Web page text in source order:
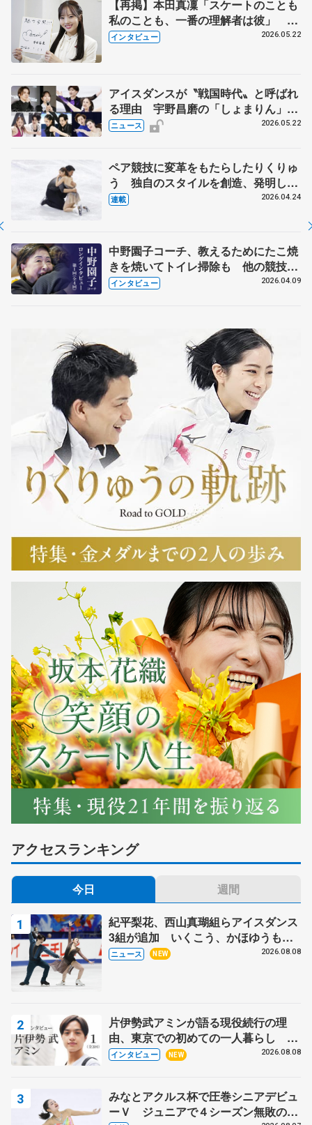
【再掲】本田真凜「スケートのことも
私のことも、一番の理解者は彼」 引
退時の単独インタビューで語った競技
インタビュー 2026.05.22
アイスダンスが〝戦国時代〟と呼ばれ
る理由 宇野昌磨の「しょまりん」ら
実力者が相次いで参戦 国内の競争激
ニュース 2026.05.22
ペア競技に変革をもたらしたりくりゅ
う 独自のスタイルを創造、発明した
【引退発表後②】
連載 2026.04.24
中野園子コーチ、教えるためにたこ焼
きを焼いてトイレ掃除も 他の競技に
も通用するという坂本花織の筋肉
インタビュー 2026.04.09
アクセスランキング
今日 週間
紀平梨花、西山真瑚組らアイスダンス
3組が追加 いくこう、かほゆうも、
木下グループ杯
ニュース NEW 2026.08.08
片伊勢武アミンが語る現役続行の理
由、東京での初めての一人暮らし 注
目スケーターの「今」に迫る
インタビュー NEW 2026.08.08
みなとアクルス杯で圧巻シニアデビュ
ーＶ ジュニアで４シーズン無敗の島